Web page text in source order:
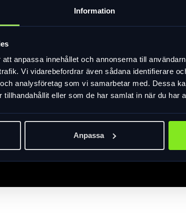
Information
anpassa innehållet och annonserna till
Vi vidarebefordrar även sådana identifierare
analysföretag som vi samarbetar med. Dessa
tillhandahållit eller som de har samlat in när du har
Anpassa
ger suverän ventilation och kylning, medan
och fukttransport.
fukttransport och kyleffekt • Ergonomisk 3D